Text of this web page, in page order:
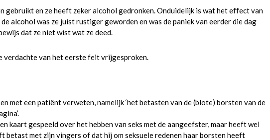
gebruikt en ze heeft zeker alcohol gedronken. Onduidelijk is wat het effect van
alcohol was ze juist rustiger geworden en was de paniek van eerder die dag
dat ze niet wist wat ze deed.
verdachte van het eerste feit vrijgesproken.
met een patiënt verweten, namelijk ‘het betasten van de (blote) borsten van de
kaart gespeeld over het hebben van seks met de aangeefster, maar heeft wel
betast met zijn vingers of dat hij om seksuele redenen haar borsten heeft